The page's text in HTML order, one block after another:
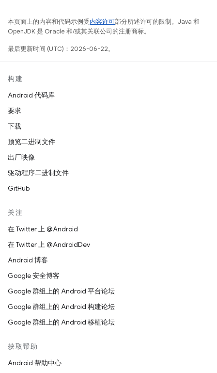
本页面上的内容和代码示例受内容许可部分所述许可的限制。Java 和
OpenJDK 是 Oracle 和/或其关联公司的注册商标。
最后更新时间 (UTC)：2026-06-22。
构建
Android 代码库
要求
下载
预览二进制文件
出厂映像
驱动程序二进制文件
GitHub
关注
在 Twitter 上 @Android
在 Twitter 上 @AndroidDev
Android 博客
Google 安全博客
Google 群组上的 Android 平台论坛
Google 群组上的 Android 构建论坛
Google 群组上的 Android 移植论坛
获取帮助
Android 帮助中心